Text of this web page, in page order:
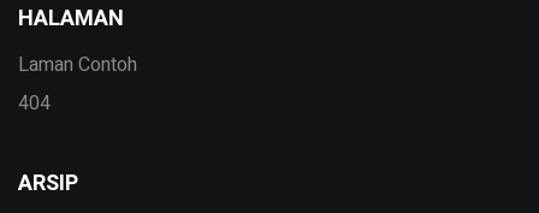
HALAMAN
Laman Contoh
404
ARSIP